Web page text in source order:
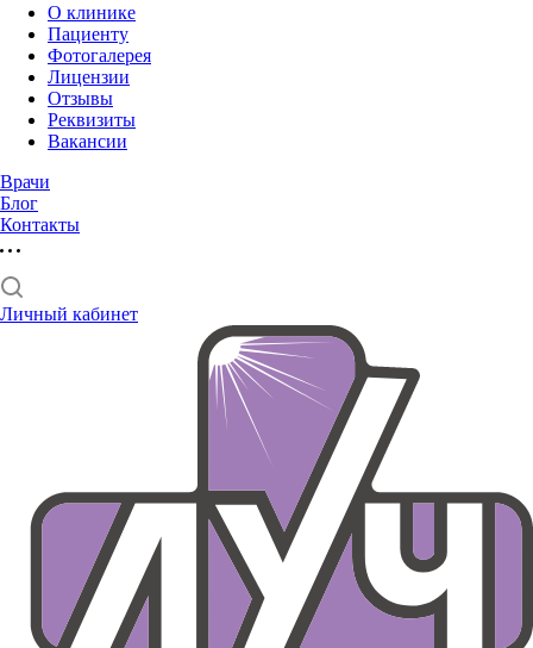
О клинике
Пациенту
Фотогалерея
Лицензии
Отзывы
Реквизиты
Вакансии
Врачи
Блог
Контакты
Личный кабинет